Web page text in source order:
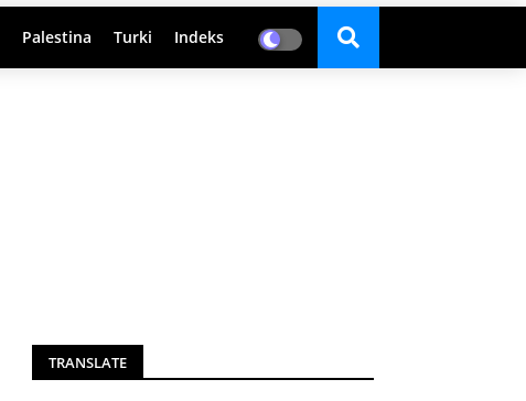
Palestina Turki Indeks
TRANSLATE